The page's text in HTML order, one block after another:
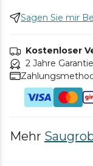
Sagen Sie mir
Kostenloser
2 Jahre Garantie
Mehr